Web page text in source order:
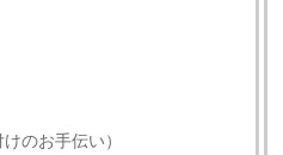
のお手伝い）